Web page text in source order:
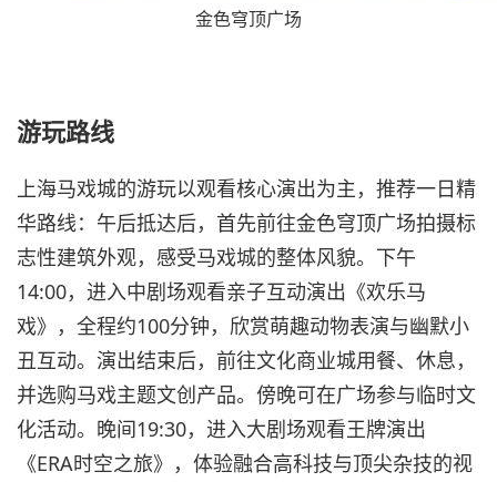
金色穹顶广场
游玩路线
上海马戏城的游玩以观看核心演出为主，推荐一日精
华路线：午后抵达后，首先前往金色穹顶广场拍摄标
志性建筑外观，感受马戏城的整体风貌。下午
14:00，进入中剧场观看亲子互动演出《欢乐马
戏》，全程约100分钟，欣赏萌趣动物表演与幽默小
丑互动。演出结束后，前往文化商业城用餐、休息，
并选购马戏主题文创产品。傍晚可在广场参与临时文
化活动。晚间19:30，进入大剧场观看王牌演出
《ERA时空之旅》，体验融合高科技与顶尖杂技的视